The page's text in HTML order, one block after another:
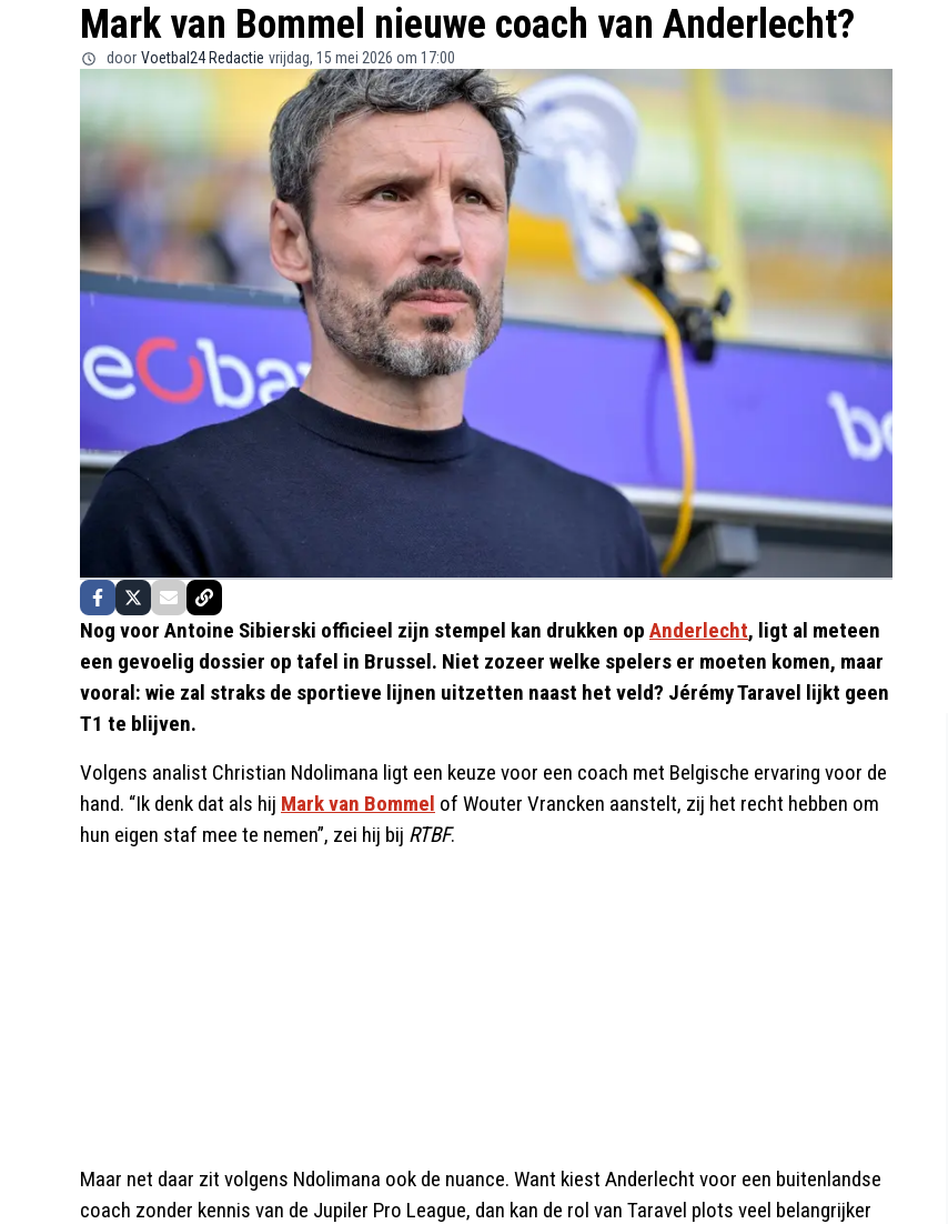
Mark van Bommel nieuwe coach van Anderlecht?
door Voetbal24 Redactie vrijdag, 15 mei 2026 om 17:00
Nog voor Antoine Sibierski officieel zijn stempel kan drukken op Anderlecht, ligt al meteen
een gevoelig dossier op tafel in Brussel. Niet zozeer welke spelers er moeten komen, maar
vooral: wie zal straks de sportieve lijnen uitzetten naast het veld? Jérémy Taravel lijkt geen
T1 te blijven.
Volgens analist Christian Ndolimana ligt een keuze voor een coach met Belgische ervaring voor de
hand. “Ik denk dat als hij Mark van Bommel of Wouter Vrancken aanstelt, zij het recht hebben om
hun eigen staf mee te nemen”, zei hij bij RTBF.
Maar net daar zit volgens Ndolimana ook de nuance. Want kiest Anderlecht voor een buitenlandse
coach zonder kennis van de Jupiler Pro League, dan kan de rol van Taravel plots veel belangrijker